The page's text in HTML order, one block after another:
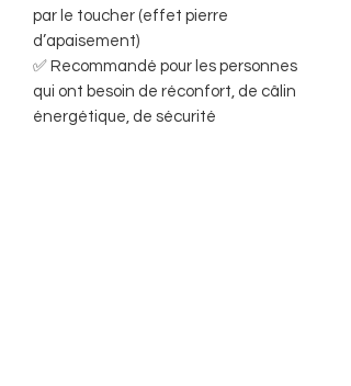
par le toucher (effet pierre
d’apaisement)
✅ Recommandé pour les personnes
qui ont besoin de réconfort, de câlin
énergétique, de sécurité